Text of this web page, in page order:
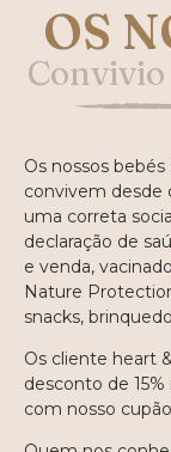
OS
Os nossos
convivem desde
uma correta
declaração de
e venda,
Nature
snacks,
Os cliente heart
desconto de
com nosso cupão